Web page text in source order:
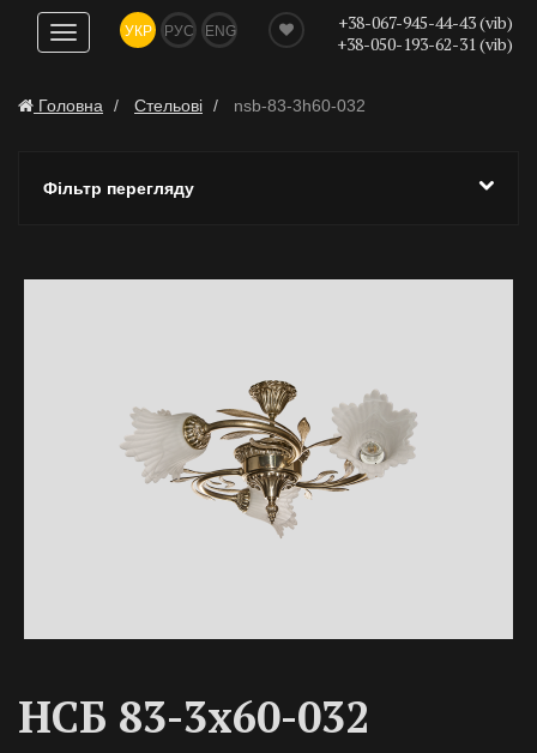
Показати
навігацію
УКР РУС ENG
+38-067-945-44-43 (vib)
+38-050-193-62-31 (vib)
Головна Стельові nsb-83-3h60-032
Фільтр перегляду
НСБ 83-3х60-032